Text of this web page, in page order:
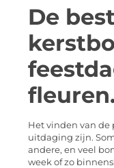
De
Het vinden van de
uitdaging zijn.
andere, en veel
week of zo